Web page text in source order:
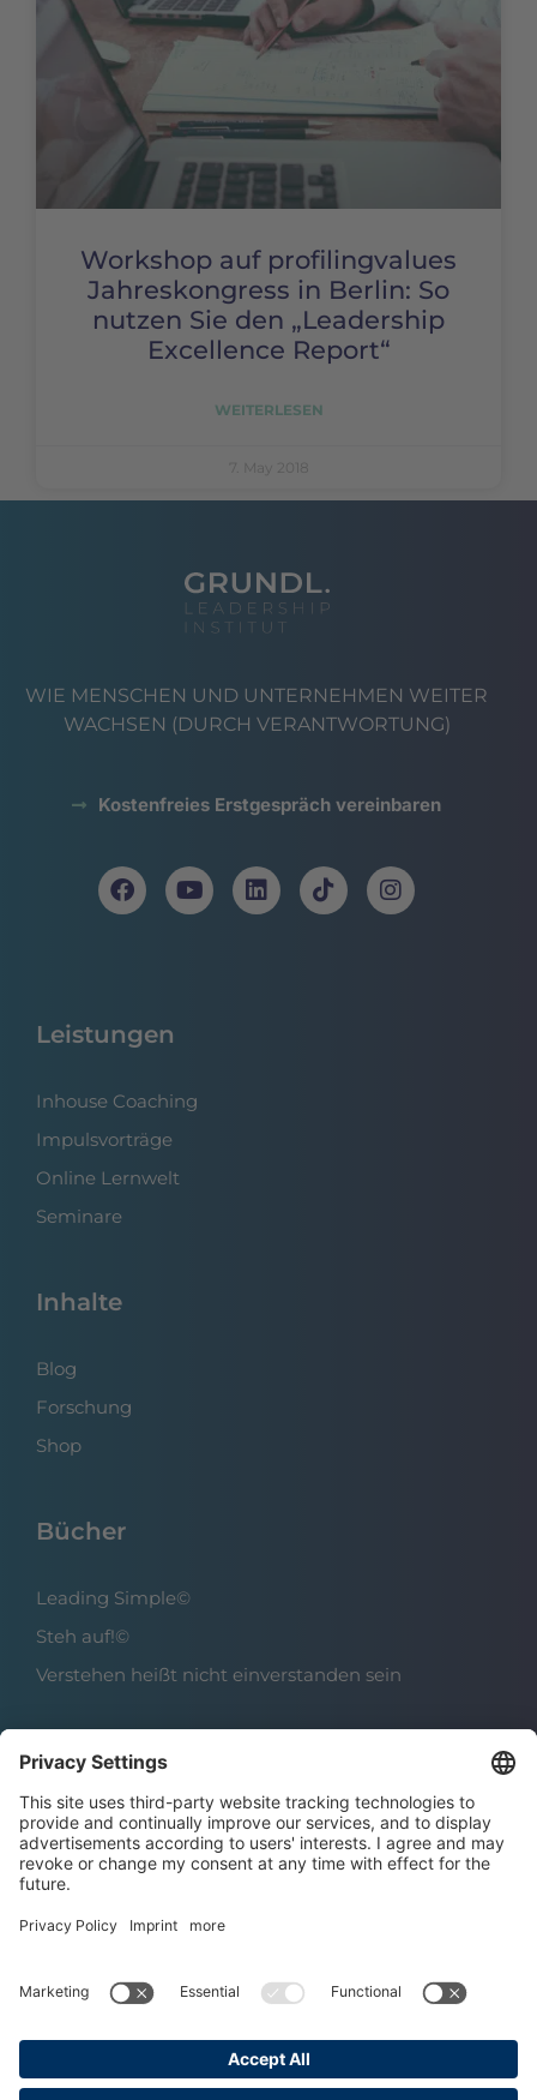
Workshop auf profilingvalues
Jahreskongress in Berlin: So
nutzen Sie den „Leadership
Excellence Report“
WEITERLESEN
7. May 2018
WIE MENSCHEN UND UNTERNEHMEN WEITER
WACHSEN (DURCH VERANTWORTUNG)
Kostenfreies Erstgespräch vereinbaren
Leistungen
Inhouse Coaching
Impulsvorträge
Online Lernwelt
Seminare
Inhalte
Blog
Forschung
Shop
Bücher
Leading Simple©
Steh auf!©
Verstehen heißt nicht einverstanden sein
Über das Institut
Boris Grundl
Das Team
DatenschutzImpressumAGBs